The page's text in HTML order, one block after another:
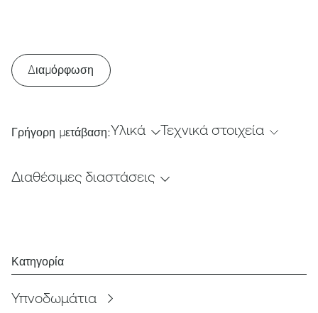
Διαμόρφωση
Γρήγορη μετάβαση:Υλικά Τεχνικά στοιχεία
Διαθέσιμες διαστάσεις
Κατηγορία
Υπνοδωμάτια